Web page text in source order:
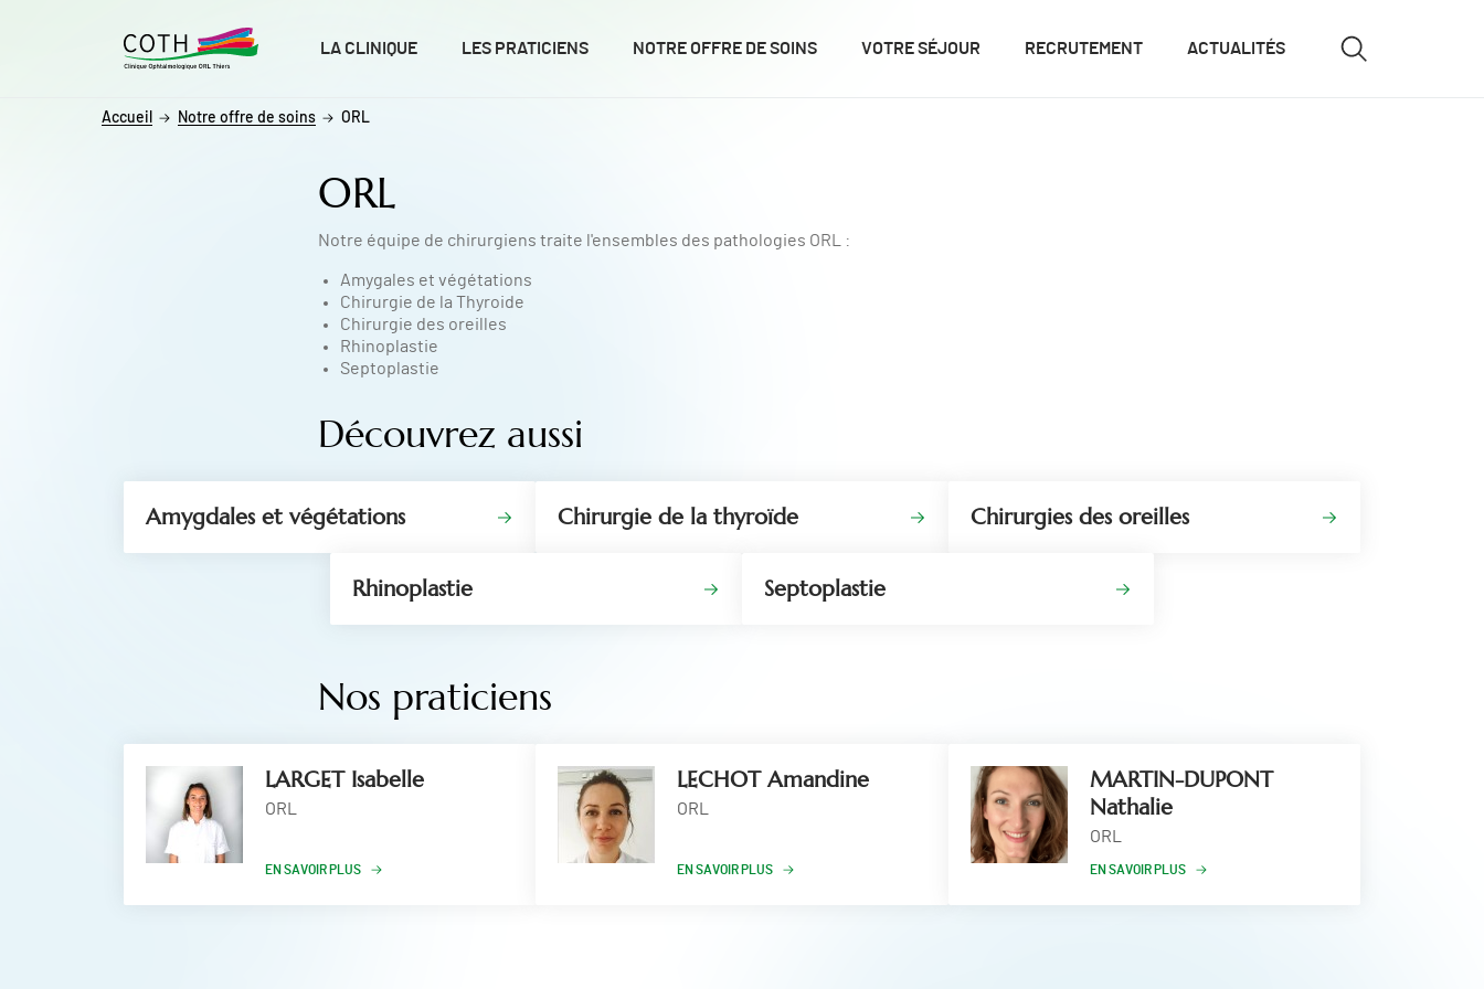
LA CLINIQUE LES PRATICIENS NOTRE OFFRE DE SOINS VOTRE SÉJOUR RECRUTEMENT ACTUALITÉS
Accueil Notre offre de soins ORL
ORL
Notre équipe de chirurgiens traite l'ensembles des pathologies ORL :
Amygales et végétations
Chirurgie de la Thyroide
Chirurgie des oreilles
Rhinoplastie
Septoplastie
Découvrez aussi
Amygdales et végétations Chirurgie de la thyroïde Chirurgies des oreilles
Rhinoplastie Septoplastie
Nos praticiens
LARGET Isabelle
ORL
EN SAVOIR PLUS
LECHOT Amandine
ORL
EN SAVOIR PLUS
MARTIN-DUPONT
Nathalie
ORL
EN SAVOIR PLUS